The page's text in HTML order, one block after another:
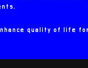
quality of life